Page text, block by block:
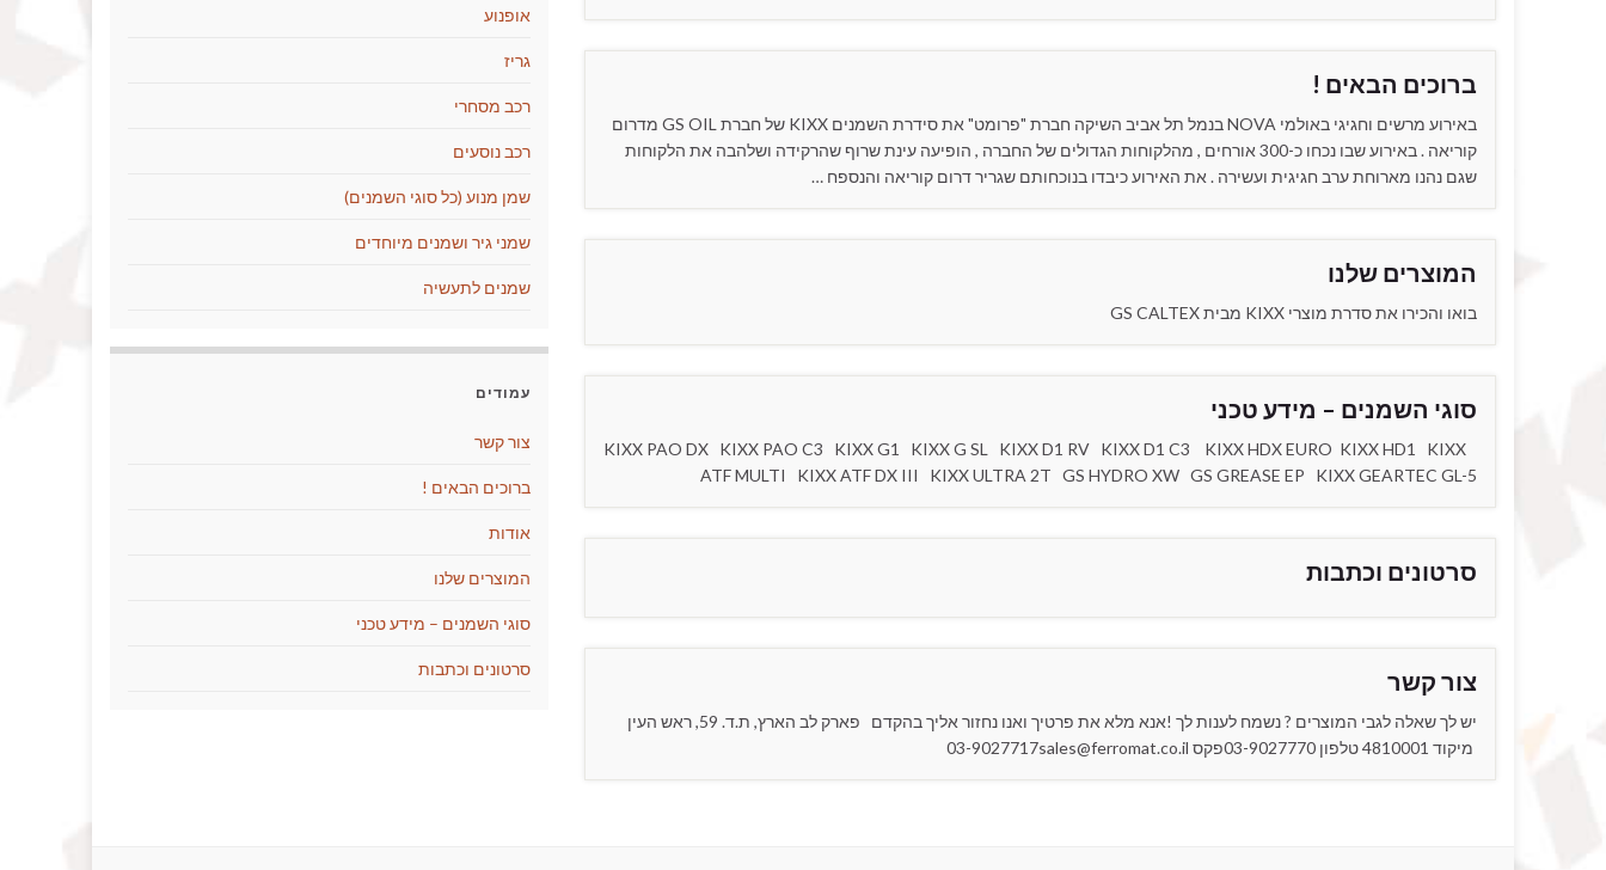
ברוכים הבאים !
באירוע מרשים וחגיגי באולמי NOVA בנמל תל אביב השיקה חברת "פרומט" את סידרת השמנים KIXX של חברת GS OIL מדרום
קוריאה . באירוע שבו נכחו כ-300 אורחים , מהלקוחות הגדולים של החברה , הופיעה עינת שרוף שהרקידה ושלהבה את הלקוחות
שגם נהנו מארוחת ערב חגיגית ועשירה . את האירוע כיבדו בנוכחותם שגריר דרום קוריאה והנספח …
המוצרים שלנו
בואו והכירו את סדרת מוצרי KIXX מבית GS CALTEX
סוגי השמנים – מידע טכני
KIXX PAO DX KIXX PAO C3 KIXX G1 KIXX G SL KIXX D1 RV KIXX D1 C3 KIXX HDX EURO KIXX HD1 KIXX
ATF MULTI KIXX ATF DX III KIXX ULTRA 2T GS HYDRO XW GS GREASE EP KIXX GEARTEC GL-5
סרטונים וכתבות
צור קשר
יש לך שאלה לגבי המוצרים ? נשמח לענות לך !אנא מלא את פרטיך ואנו נחזור אליך בהקדם פארק לב הארץ, ת.ד. 59, ראש העין
מיקוד 4810001 טלפון 03-9027770פקס 03-9027717sales@ferromat.co.il
אופנוע
גריז
רכב מסחרי
רכב נוסעים
שמן מנוע (כל סוגי השמנים)
שמני גיר ושמנים מיוחדים
שמנים לתעשיה
עמודים
צור קשר
ברוכים הבאים !
אודות
המוצרים שלנו
סוגי השמנים – מידע טכני
סרטונים וכתבות